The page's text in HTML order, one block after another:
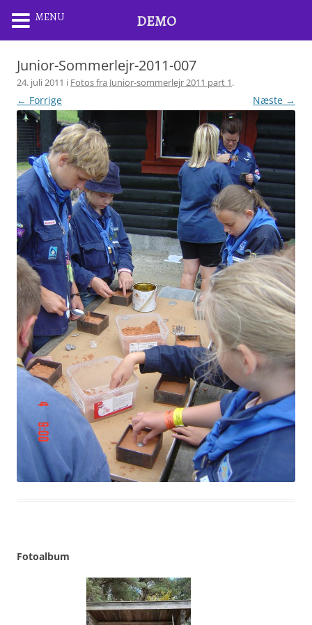
Junior-Sommerlejr-2011-007
24. juli 2011 i Fotos fra Junior-sommerlejr 2011 part 1.
← Forrige Næste →
Fotoalbum
MENU DEMO